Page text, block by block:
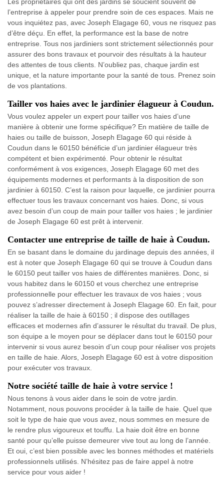
Les propriétaires qui ont des jardins se soucient souvent de
l’entreprise à appeler pour prendre soin de ces espaces. Mais ne
vous inquiétez pas, avec Joseph Elagage 60, vous ne risquez pas
d’être déçu. En effet, la performance est la base de notre
entreprise. Tous nos jardiniers sont strictement sélectionnés pour
assurer des bons travaux et pourvoir des résultats à la hauteur
des attentes de tous clients. N’oubliez pas, chaque jardin est
unique, et la nature importante pour la santé de tous. Prenez soin
de vos plantations.
Tailler vos haies avec le jardinier élagueur à Coudun.
Vous voulez appeler un expert pour tailler vos haies d’une
manière à obtenir une forme spécifique? En matière de taille de
haies ou taille de buisson, Joseph Elagage 60 qui réside à
Coudun dans le 60150 bénéficie d’un jardinier élagueur très
compétent et bien expérimenté. Pour obtenir le résultat
conformément à vos exigences, Joseph Elagage 60 met des
équipements modernes et performants à la disposition de son
jardinier à 60150. C’est la raison pour laquelle, ce jardinier pourra
effectuer tous les travaux concernant vos haies. Donc, si vous
avez besoin d’un coup de main pour tailler vos haies ; le jardinier
de Joseph Elagage 60 est prêt à intervenir.
Contacter une entreprise de taille de haie à Coudun.
En se basant dans le domaine du jardinage depuis des années, il
est à noter que Joseph Elagage 60 qui se trouve à Coudun dans
le 60150 peut tailler vos haies de différentes manières. Donc, si
vous habitez dans le 60150 et vous cherchez une entreprise
professionnelle pour effectuer les travaux de vos haies ; vous
pouvez s’adresser directement à Joseph Elagage 60. En fait, pour
réaliser la taille de haie à 60150 ; il dispose des outillages
efficaces et modernes afin d’assurer le résultat du travail. De plus,
son équipe a le moyen pour se déplacer dans tout le 60150 pour
intervenir si vous aurez besoin d’un coup pour réaliser vos projets
en taille de haie. Alors, Joseph Elagage 60 est à votre disposition
pour exécuter vos travaux.
Notre société taille de haie à votre service !
Nous tenons à vous aider dans le soin de votre jardin.
Notamment, nous pouvons procéder à la taille de haie. Quel que
soit le type de haie que vous avez, nous sommes en mesure de
le rendre plus vigoureux et touffu. La haie doit être en bonne
santé pour qu’elle puisse demeurer vive tout au long de l’année.
Et oui, c’est bien possible avec les bonnes méthodes et matériels
professionnels utilisés. N’hésitez pas de faire appel à notre
service pour vous aider !